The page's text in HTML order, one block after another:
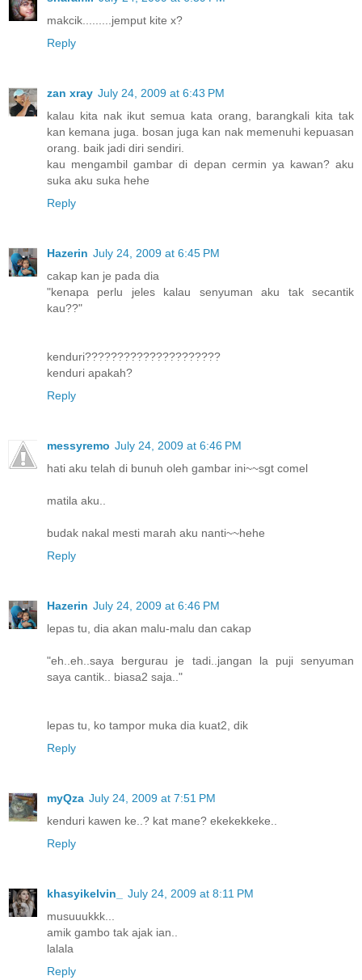
makcik.........jemput kite x?
Reply
zan xray July 24, 2009 at 6:43 PM
kalau kita nak ikut semua kata orang, barangkali kita tak
kan kemana juga. bosan juga kan nak memenuhi kepuasan
orang. baik jadi diri sendiri.
kau mengambil gambar di depan cermin ya kawan? aku
suka aku suka hehe
Reply
Hazerin July 24, 2009 at 6:45 PM
cakap kan je pada dia
"kenapa perlu jeles kalau senyuman aku tak secantik
kau??"
kenduri?????????????????????
kenduri apakah?
Reply
messyremo July 24, 2009 at 6:46 PM
hati aku telah di bunuh oleh gambar ini~~sgt comel
matila aku..
budak nakal mesti marah aku nanti~~hehe
Reply
Hazerin July 24, 2009 at 6:46 PM
lepas tu, dia akan malu-malu dan cakap
"eh..eh..saya bergurau je tadi..jangan la puji senyuman
saya cantik.. biasa2 saja.."
lepas tu, ko tampor muka dia kuat2, dik
Reply
myQza July 24, 2009 at 7:51 PM
kenduri kawen ke..? kat mane? ekekekkeke..
Reply
khasyikelvin_
July 24, 2009 at 8:11 PM
musuuukkk...
amik gambo tak ajak ian..
lalala
Reply